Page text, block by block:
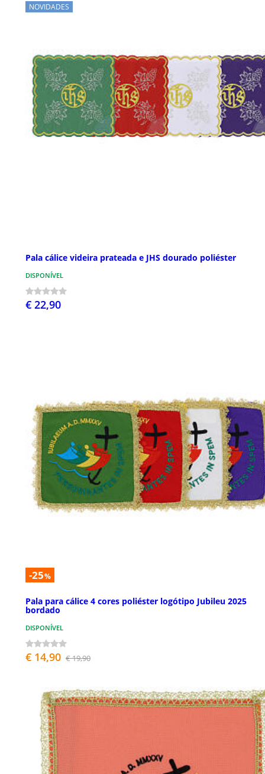
NOVIDADES
Pala cálice videira prateada e JHS dourado poliéster
DISPONÍVEL
€ 22,90
-25%
Pala para cálice 4 cores poliéster logótipo Jubileu 2025
bordado
DISPONÍVEL
€ 14,90 € 19,90